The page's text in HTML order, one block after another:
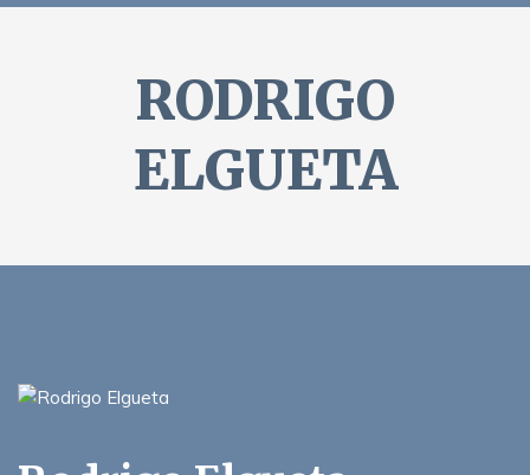
RODRIGO
ELGUETA